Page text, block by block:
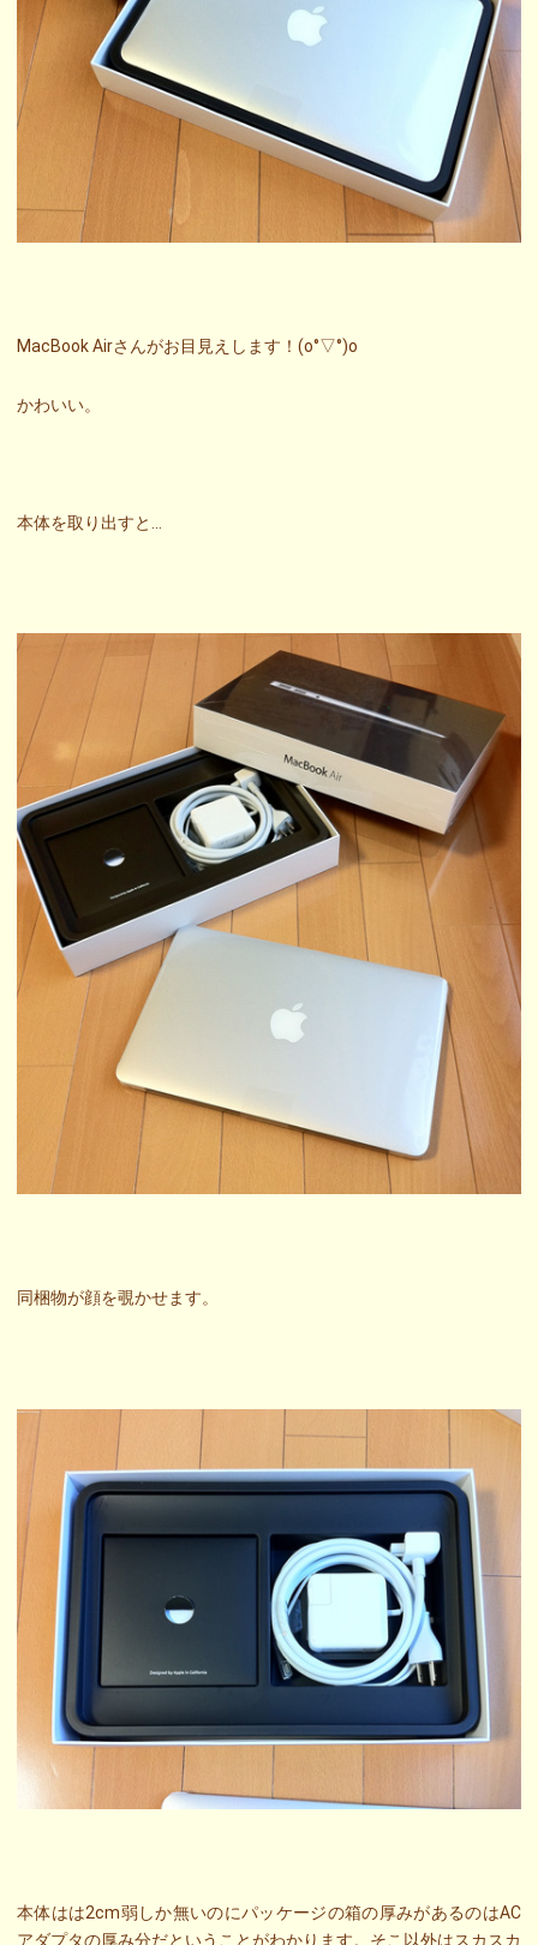
MacBook Airさんがお目見えします！(o°▽°)o
かわいい。
本体を取り出すと…
同梱物が顔を覗かせます。
本体はは2cm弱しか無いのにパッケージの箱の厚みがあるのはAC
アダプタの厚み分だということがわかります。そこ以外はスカスカ